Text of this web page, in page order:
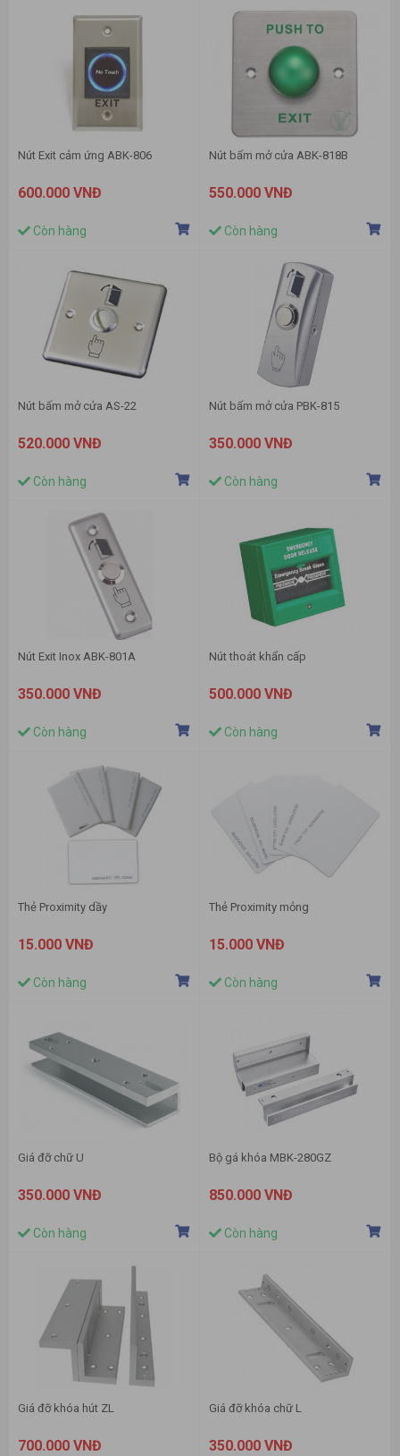
Nút Exit cảm ứng ABK-806
600.000 VNĐ
Còn hàng
Nút bấm mở cửa ABK-818B
550.000 VNĐ
Còn hàng
Nút bấm mở cửa AS-22
520.000 VNĐ
Còn hàng
Nút bấm mở cửa PBK-815
350.000 VNĐ
Còn hàng
Nút Exit Inox ABK-801A
350.000 VNĐ
Còn hàng
Nút thoát khẩn cấp
500.000 VNĐ
Còn hàng
Thẻ Proximity dầy
15.000 VNĐ
Còn hàng
Thẻ Proximity mỏng
15.000 VNĐ
Còn hàng
Giá đỡ chữ U
350.000 VNĐ
Còn hàng
Bộ gá khóa MBK-280GZ
850.000 VNĐ
Còn hàng
Giá đỡ khóa hút ZL
700.000 VNĐ
Giá đỡ khóa chữ L
350.000 VNĐ